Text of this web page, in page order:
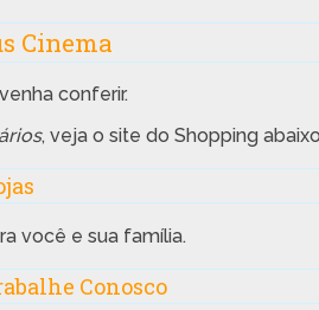
Cinema
conferir.
, veja o site do Shopping
você e sua família.
Conosco